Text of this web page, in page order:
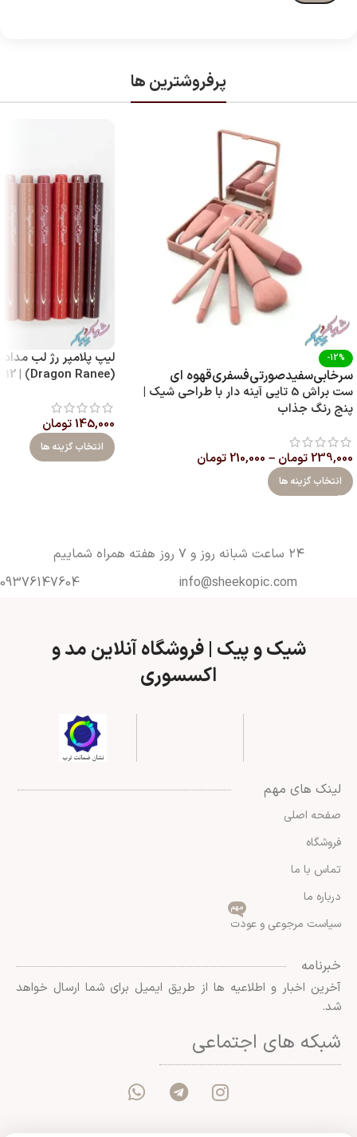
پرفروشترین ها
-12%
سرخابیسفیدصورتیفسفریقهوه ای
ست براش 5 تایی آینه‌ دار با طراحی شیک |
پنج رنگ جذاب
239,000تومان –
210,000تومان
انتخاب گزینه ها
لیپ پلامپر رژ لب
(Dragon Ranee) | 12 رنگ با پیگمنت بالا
145,000تومان
انتخاب گزینه ها
۲۴ ساعت شبانه روز و ۷ روز هفته همراه شماییم
info@sheekopic.com
09376147604
شیک و پیک | فروشگاه آنلاین مد و
اکسسوری
لینک های مهم
صفحه اصلی
فروشگاه
تماس با ما
درباره ما
سیاست مرجوعی و عودت
مهم
خبرنامه
آخرین اخبار و اطلاعیه ها از طریق ایمیل برای شما ارسال خواهد
شد.
شبکه های اجتماعی